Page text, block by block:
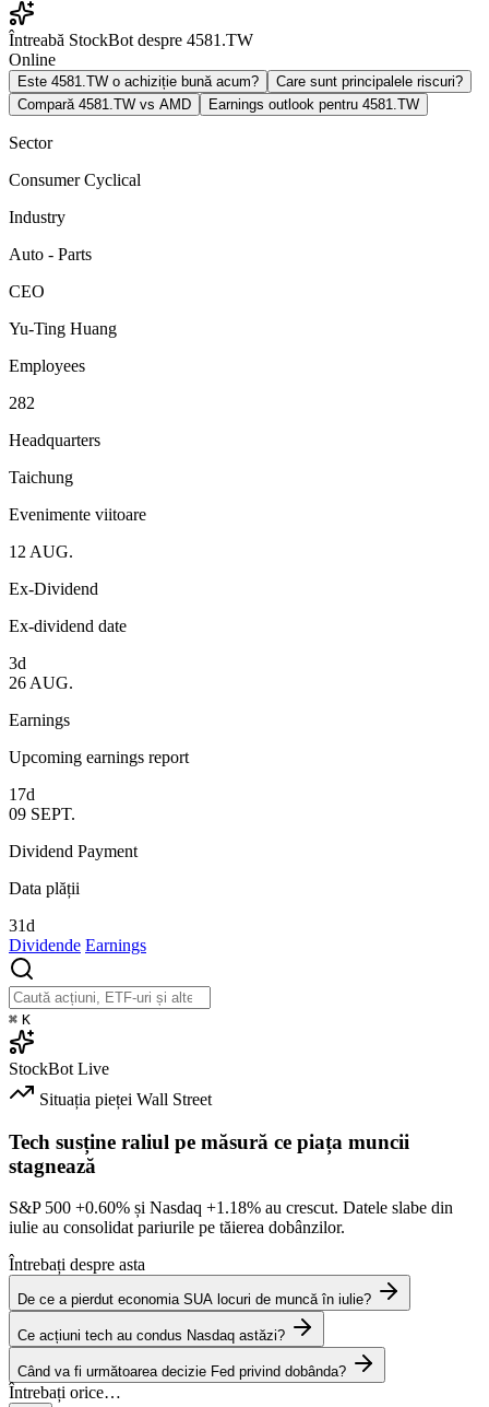
Întreabă StockBot despre 4581.TW
Online
Este 4581.TW o achiziție bună acum?
Care sunt principalele riscuri?
Compară 4581.TW vs AMD
Earnings outlook pentru 4581.TW
Sector
Consumer Cyclical
Industry
Auto - Parts
CEO
Yu-Ting Huang
Employees
282
Headquarters
Taichung
Evenimente viitoare
12 AUG.
Ex-Dividend
Ex-dividend date
3d
26 AUG.
Earnings
Upcoming earnings report
17d
09 SEPT.
Dividend Payment
Data plății
31d
Dividende Earnings
⌘ K
StockBot Live
Situația pieței Wall Street
Tech susține raliul pe măsură ce piața muncii
stagnează
S&P 500 +0.60% și Nasdaq +1.18% au crescut. Datele slabe din
iulie au consolidat pariurile pe tăierea dobânzilor.
Întrebați despre asta
De ce a pierdut economia SUA locuri de muncă în iulie?
Ce acțiuni tech au condus Nasdaq astăzi?
Când va fi următoarea decizie Fed privind dobânda?